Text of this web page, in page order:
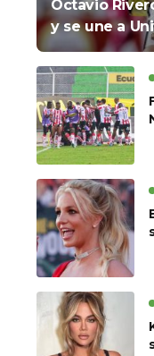
Octavio
y se une a